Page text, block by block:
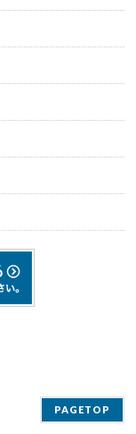
PAGETOP